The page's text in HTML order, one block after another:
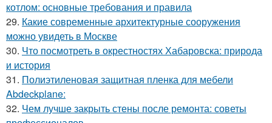
котлом: основные требования и правила
29. Какие современные архитектурные сооружения
можно увидеть в Москве
30. Что посмотреть в окрестностях Хабаровска: природа
и история
31. Полиэтиленовая защитная пленка для мебели
Abdeckplane:
32. Чем лучше закрыть стены после ремонта: советы